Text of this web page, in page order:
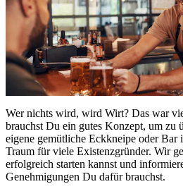
Wer nichts wird, wird Wirt? Das war
brauchst Du ein gutes Konzept, um zu
eigene gemütliche Eckkneipe oder Bar
Traum für viele Existenzgründer. Wir
erfolgreich starten kannst und
Genehmigungen Du dafür brauchst.